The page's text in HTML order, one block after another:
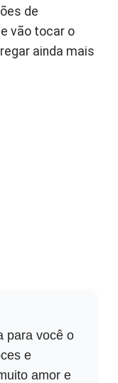
de
vão tocar o
ainda mais
para você o
e
amor e